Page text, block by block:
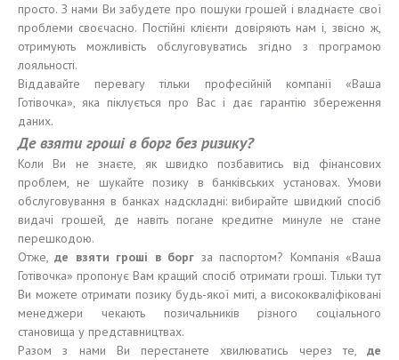
просто. З нами Ви забудете про пошуки грошей і владнаєте свої
проблеми своєчасно. Постійні клієнти довіряють нам і, звісно ж,
отримують можливість обслуговуватись згідно з програмою
лояльності.
Віддавайте перевагу тільки професійній компанії «Ваша
Готівочка», яка піклується про Вас і дає гарантію збереження
даних.
Девзяти грошівборг без ризику?
Коли Ви не знаєте, як швидко позбавитись від фінансових
проблем, не шукайте позику в банківських установах. Умови
обслуговування в банках надскладні: вибирайте швидкий спосіб
видачі грошей, де навіть погане кредитне минуле не стане
перешкодою.
Отже,де взяти гроші в борг за паспортом? Компанія «Ваша
Готівочка» пропонує Вам кращий спосіб отримати гроші. Тільки тут
Ви можете отримати позику будь-якої миті, а висококваліфіковані
менеджери чекають позичальників різного соціального
становища у представництвах.
Разом з нами Ви перестанете хвилюватись через те, де